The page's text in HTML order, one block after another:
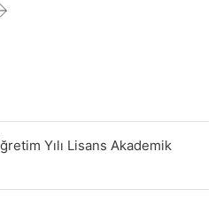
Yılı Lisans Akademik